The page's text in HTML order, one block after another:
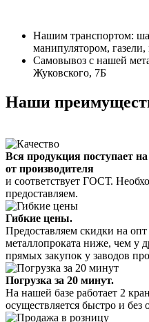
Нашим транспортом:
манипулятором, газели,
Самовывоз с нашей
Жуковского, 7Б
Наши
Вся продукция поступает
от производителя
и соответствует ГОСТ.
предоставляем.
Гибкие цены.
Предоставляем скидки на
металлопроката ниже, чем у
прямых закупок у заводов
Погрузка за 20 минут.
На нашей базе работает 2
осуществляется быстро и без